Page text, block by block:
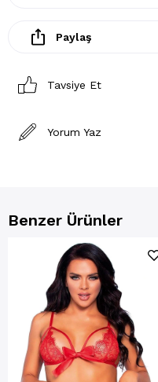
Paylaş
Tavsiye Et
Yorum Yaz
Benzer Ürünler